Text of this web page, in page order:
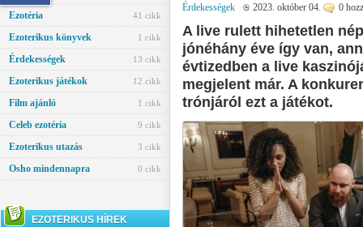
Ezotéria 41 cikk
Ezoterikus könyvek 1 cikk
Érdekességek 13 cikk
Ezoterikus játékok 12 cikk
Film ajánló 1 cikk
Celeb ezotéria 9 cikk
Ezoterikus utazás 3 cikk
Osho mindennapra 0 cikk
EZOTERIKUS HÍREK
Érdekességek 2023. október 04. 0
A live rulett hihetetlen
jónéhány éve így van,
évtizedben a live
megjelent már. A
trónjáról ezt a játékot.